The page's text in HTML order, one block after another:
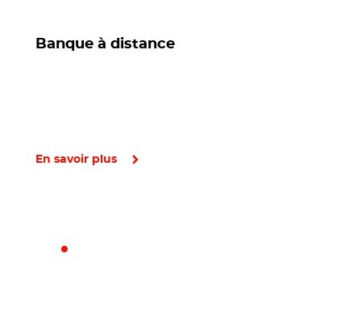
Banque à distance
En savoir plus